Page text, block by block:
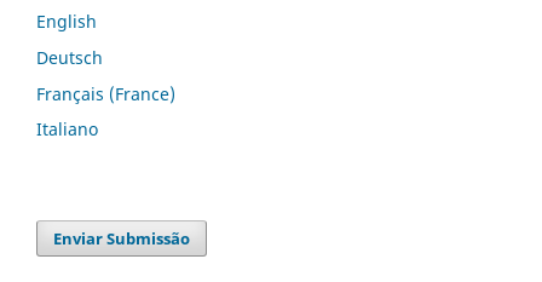
English
Deutsch
Français (France)
Italiano
Enviar Submissão